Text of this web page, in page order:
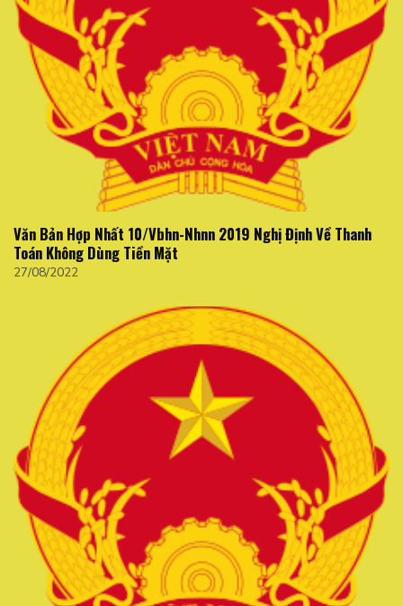
Văn Bản Hợp Nhất 10/Vbhn-Nhnn 2019 Nghị Định Về Thanh
Toán Không Dùng Tiền Mặt
27/08/2022